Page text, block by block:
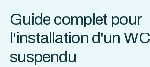
Guide complet pour
l'installation d'un WC
suspendu